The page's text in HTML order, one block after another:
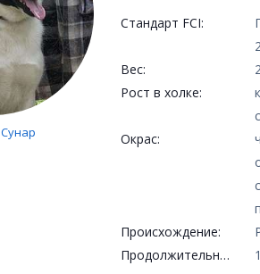
Сунар
Стандарт FCI:
Вес:
Рост в холке:
Окрас:
Происхождение:
Продолжительность жизни: